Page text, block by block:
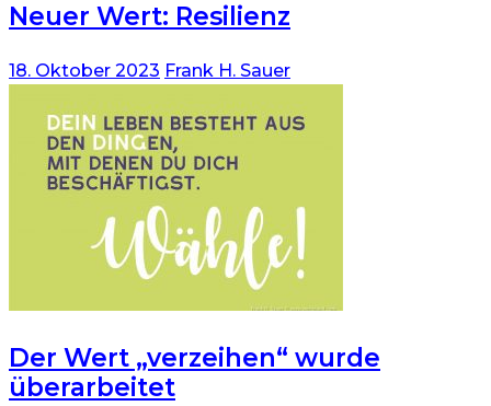
Neuer Wert: Resilienz
18. Oktober 2023 Frank H. Sauer
Der Wert „verzeihen“ wurde
überarbeitet